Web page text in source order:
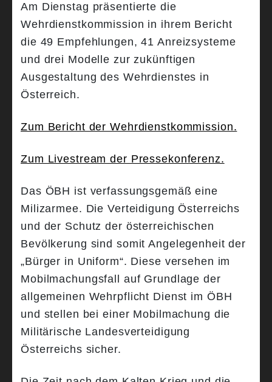
Am Dienstag präsentierte die
Wehrdienstkommission in ihrem Bericht
die 49 Empfehlungen, 41 Anreizsysteme
und drei Modelle zur zukünftigen
Ausgestaltung des Wehrdienstes in
Österreich.
Zum Bericht der Wehrdienstkommission.
Zum Livestream der Pressekonferenz.
Das ÖBH ist verfassungsgemäß eine
Milizarmee. Die Verteidigung Österreichs
und der Schutz der österreichischen
Bevölkerung sind somit Angelegenheit der
„Bürger in Uniform“. Diese versehen im
Mobilmachungsfall auf Grundlage der
allgemeinen Wehrpflicht Dienst im ÖBH
und stellen bei einer Mobilmachung die
Militärische Landesverteidigung
Österreichs sicher.